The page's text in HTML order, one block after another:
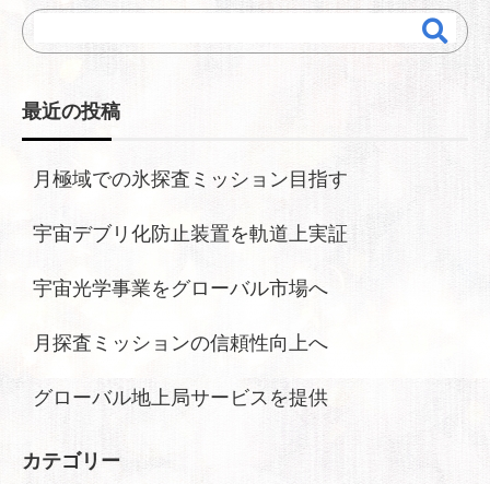
最近の投稿
月極域での氷探査ミッション目指す
宇宙デブリ化防止装置を軌道上実証
宇宙光学事業をグローバル市場へ
月探査ミッションの信頼性向上へ
グローバル地上局サービスを提供
カテゴリー